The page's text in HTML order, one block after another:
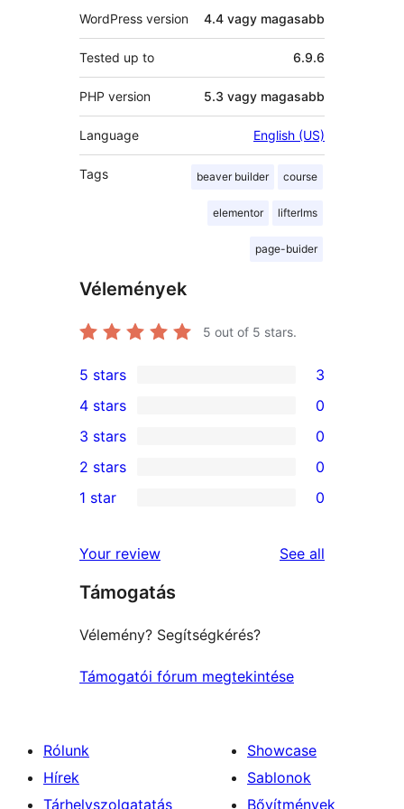
WordPress version 4.4 vagy magasabb
Tested up to 6.9.6
PHP version 5.3 vagy magasabb
Language English (US)
Tags beaver builder course
elementor lifterlms
page-buider
Vélemények
5 out of 5 stars.
3
5-
star
reviews
5 stars 3
4-
star
reviews
4 stars 0
0
3-
star
3 stars 0
2-
reviews
2 stars 0
star
reviews
1 star 0
Your review See all
Támogatás
Vélemény? Segítségkérés?
Támogatói fórum megtekintése
Rólunk
Hírek
Tárhelyszolgatatás
Showcase
Sablonok
Bővítmények